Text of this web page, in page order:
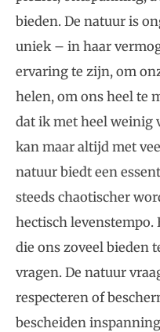
bieden. De natuur is
uniek – in haar
ervaring te zijn, om
helen, om ons heel te
dat ik met heel weinig
kan maar altijd met
natuur biedt een
steeds chaotischer
hectisch
die ons zoveel bieden
vragen. De natuur
respecteren of
bescheiden